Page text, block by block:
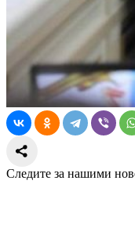
Следите за нашими